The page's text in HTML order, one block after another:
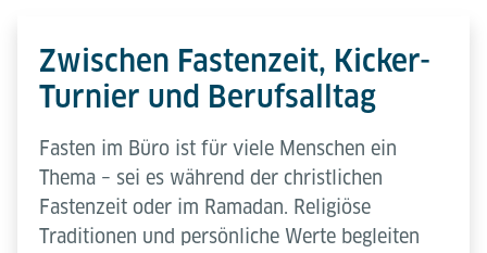
Zwischen Fastenzeit, Kicker-
Turnier und Berufsalltag
Fasten im Büro ist für viele Menschen ein
Thema – sei es während der christlichen
Fastenzeit oder im Ramadan. Religiöse
Traditionen und persönliche Werte begleiten